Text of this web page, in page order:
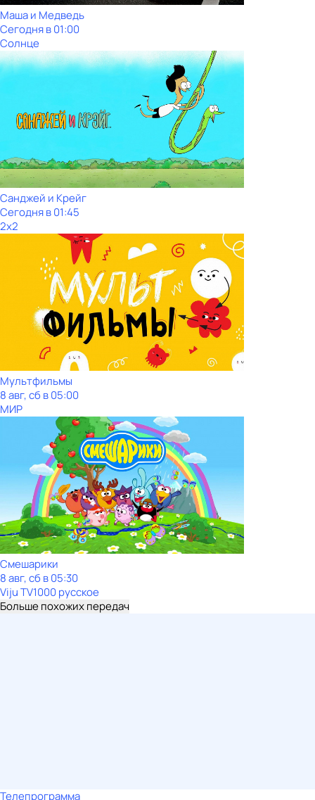
Маша и Медведь
Сегодня в 01:00
Солнце
Санджей и Крейг
Сегодня в 01:45
2x2
Мультфильмы
8 авг, сб в 05:00
МИР
Смешарики
8 авг, сб в 05:30
Viju TV1000 русское
Больше похожих передач
Телепрограмма